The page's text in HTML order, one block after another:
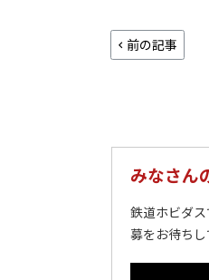
前の記事
みなさん
鉄道ホビダ
募をお待ちし